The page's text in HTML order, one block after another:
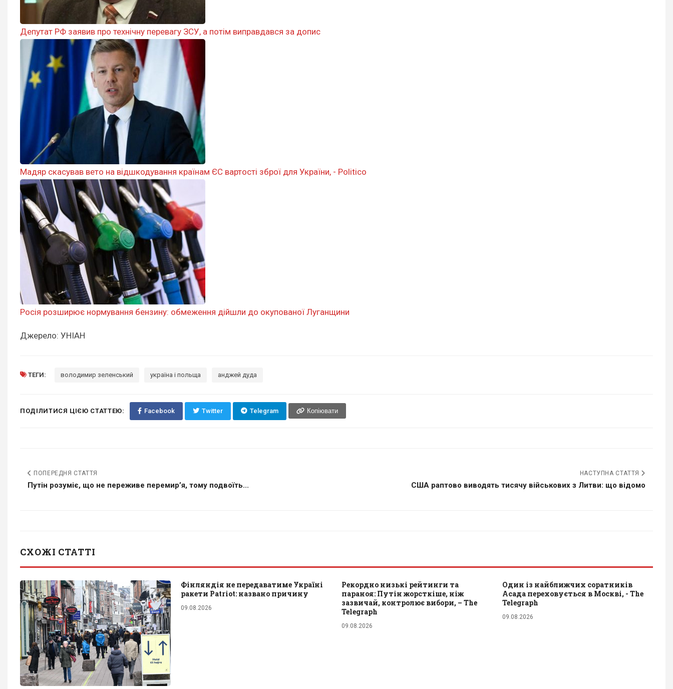
Депутат РФ заявив про технічну перевагу ЗСУ, а потім виправдався за допис
Мадяр скасував вето на відшкодування країнам ЄС вартості зброї для України, - Politico
Росія розширює нормування бензину: обмеження дійшли до окупованої Луганщини
Джерело: УНІАН
ТЕГИ: володимир зеленський україна і польща анджей дуда
ПОДІЛИТИСЯ ЦІЄЮ СТАТТЕЮ: Facebook Twitter Telegram Копіювати
ПОПЕРЕДНЯ СТАТТЯ
Путін розуміє, що не переживе перемир’я, тому подвоїть...
НАСТУПНА СТАТТЯ
США раптово виводять тисячу військових з Литви: що відомо
СХОЖІ СТАТТІ
Фінляндія не передаватиме Україні
ракети Patriot: названо причину
09.08.2026
Рекордно низькі рейтинги та
параноя: Путін жорсткіше, ніж
зазвичай, контролює вибори, – The
Telegraph
09.08.2026
Один із найближчих соратників
Асада переховується в Москві, - The
Telegraph
09.08.2026